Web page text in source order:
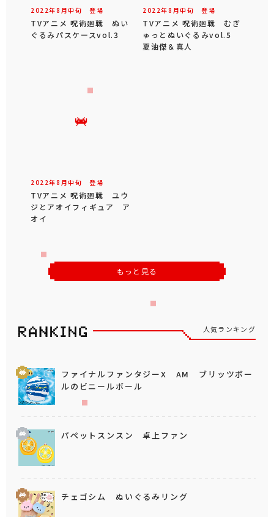
2022年8 月中旬 登場
TVアニメ 呪術廻戦 ぬい
ぐるみパスケースvol.3
2022年8 月中旬 登場
TVアニメ 呪術廻戦 むぎ
ゅっとぬいぐるみvol.5
夏油傑＆真人
2022年8 月中旬 登場
TVアニメ 呪術廻戦 ユウ
ジとアオイフィギュア ア
オイ
もっと見る
人気ランキング
ファイナルファンタジーX AM ブリッツボー
ルのビニールボール
パペットスンスン 卓上ファン
チェゴシム ぬいぐるみリング